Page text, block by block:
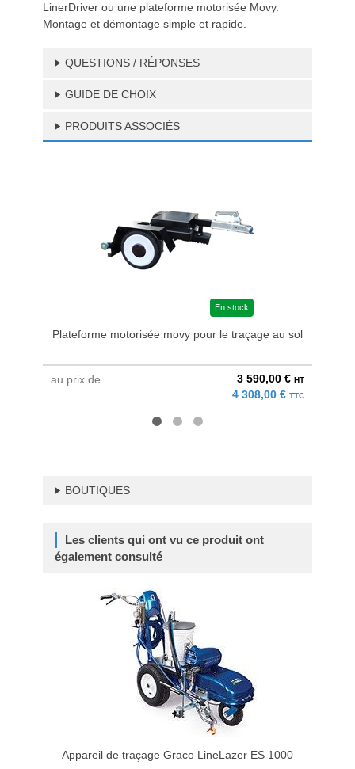
LinerDriver ou une plateforme motorisée Movy.
Montage et démontage simple et rapide.
QUESTIONS / RÉPONSES
GUIDE DE CHOIX
PRODUITS ASSOCIÉS
En stock
Plateforme motorisée movy pour le traçage au sol
au prix de 3 590,00 € HT
4 308,00 € TTC
BOUTIQUES
Les clients qui ont vu ce produit ont
également consulté
Appareil de traçage Graco LineLazer ES 1000